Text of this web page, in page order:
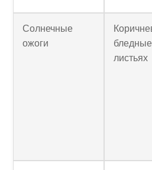
Солнечные
ожоги
листьях